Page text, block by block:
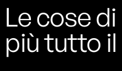
Le cose
più tutto